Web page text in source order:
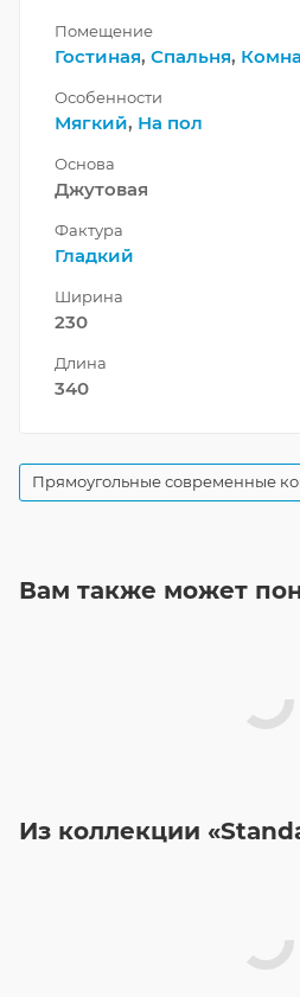
Помещение
Гостиная, Спальня,
Особенности
Мягкий, На пол
Основа
Джутовая
Фактура
Гладкий
Ширина
230
Длина
340
Прямоугольные современные
Вам также может
Из коллекции